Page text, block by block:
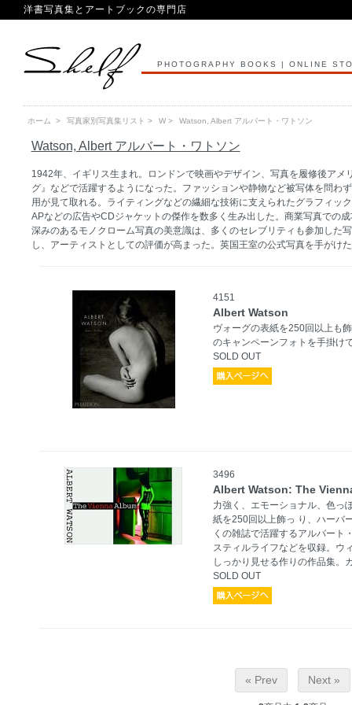
洋書写真集とアートブックの専門店
PHOTOGRAPHY BOOKS | ONLINE
ホーム > 写真家別写真集リスト > W> Watson, Albert アルバート・ワトソン
Watson, Albert アルバート・ワトソン
1942年、イギリス生まれ。ロンドンで映画やデザイン、写真を履修後アメ
グ』などで活躍するようになった。ファッションや静物など被写体を問わ
用が見て取れる。ライティングなどの繊細な技術に支えられたグラフィッ
APなどの広告やCDジャケットの傑作を数多く生み出した。商業写真での
深みのあるモノクローム写真の美意識は、多くのセレブリティも参加した
し、アーティストとしての評価が高まった。英国王室の公式写真を手がけ
4151
Albert Watson
ヴォーグの表紙を250回以上も
のキャンペーンフォトを手掛け
SOLD OUT
3496
Albert Watson: The
力強く、エモーショナル、色っ
紙を250回以上飾っ り、ハーバ
くの雑誌で活躍するアルバート
スティルライフなどを収録。ウ
しっかり見せる作りの作品集。
SOLD OUT
« Prev Next »